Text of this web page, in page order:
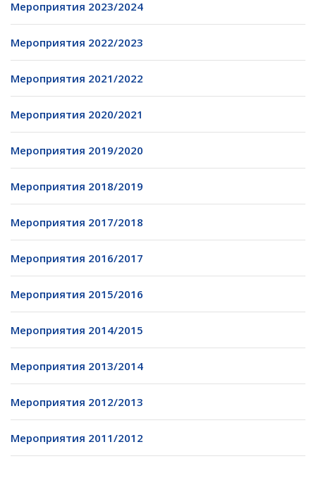
Мероприятия 2023/2024
Мероприятия 2022/2023
Мероприятия 2021/2022
Мероприятия 2020/2021
Мероприятия 2019/2020
Мероприятия 2018/2019
Мероприятия 2017/2018
Мероприятия 2016/2017
Мероприятия 2015/2016
Мероприятия 2014/2015
Мероприятия 2013/2014
Мероприятия 2012/2013
Мероприятия 2011/2012